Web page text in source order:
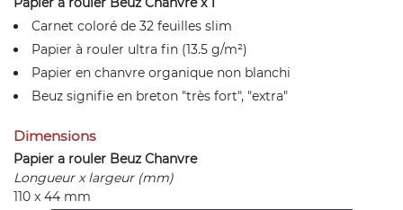
Carnet coloré de 32 feuilles slim
Papier à rouler ultra fin (13.5 g/m²)
Papier en chanvre organique non blanchi
Beuz signifie en breton "très fort", "extra"
Dimensions
Papier a rouler Beuz Chanvre
Longueur x largeur (mm)
110 x 44 mm